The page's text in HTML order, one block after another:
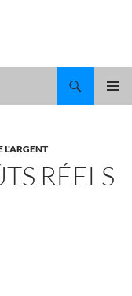
L'ARGENT
RÉELS